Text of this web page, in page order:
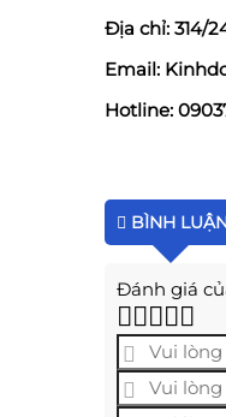
Địa chỉ: 314/
Email:
Hotline:
BÌNH
Đánh giá